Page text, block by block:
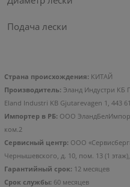
Подача лески
Страна происхождения: КИТАЙ
Производитель: Эланд Индустри КБ
Eland Industri KB Gjutarevagen 1, 443
Импортер в РБ: ООО
ком.2
Сервисный центр: ООО
Чернышевского, д. 10, пом. 13 (1 этаж),
Гарантийный срок: 12 месяцев
Срок службы: 60 месяцев